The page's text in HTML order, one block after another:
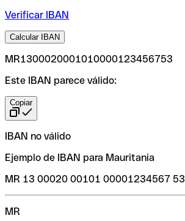
Verificar IBAN
Calcular IBAN
MR1300020001010000123456753
Este IBAN parece válido:
Copiar
IBAN no válido
Ejemplo de IBAN para Mauritania
MR 13 00020 00101 00001234567 53
MR